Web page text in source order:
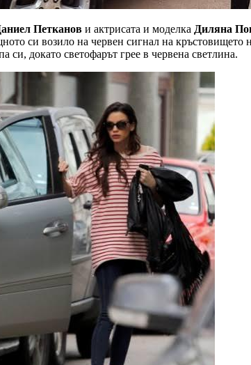
Петканов и актрисата и моделка Диляна
си возило на червен сигнал на
докато светофарът грее в червена светлина.